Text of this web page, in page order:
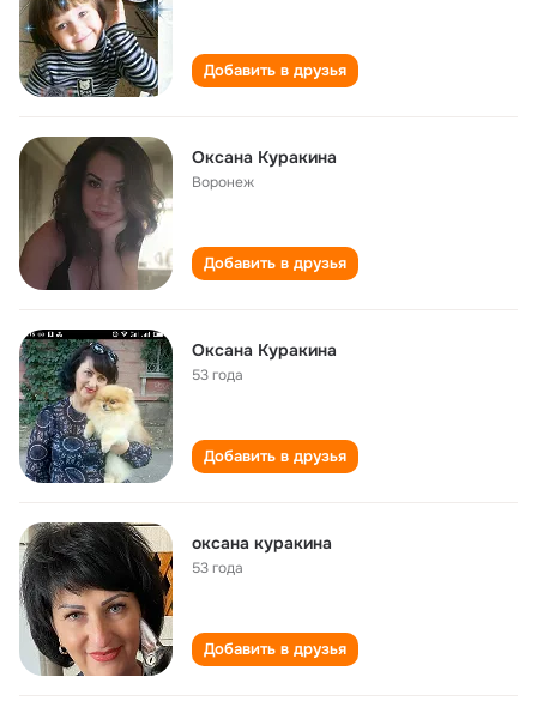
Добавить в друзья
Оксана Куракина
Воронеж
Добавить в друзья
Оксана Куракина
53 года
Добавить в друзья
оксана куракина
53 года
Добавить в друзья